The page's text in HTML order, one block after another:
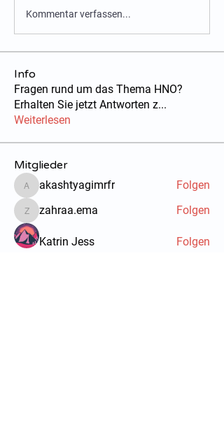
Kommentar verfassen...
Info
Fragen rund um das Thema HNO?
Erhalten Sie jetzt Antworten z...
Weiterlesen
Mitglieder
akashtyagimrfr
akashtyagimrfr Folgen
zahraa.ema
zahraa.ema Folgen
Katrin Jess Folgen